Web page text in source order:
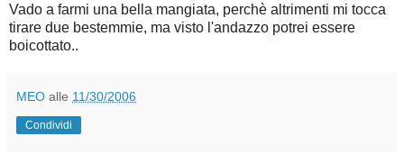
Vado a farmi una bella mangiata, perchè altrimenti mi tocca
tirare due bestemmie, ma visto l'andazzo potrei essere
boicottato..
MEO alle 11/30/2006
Condividi